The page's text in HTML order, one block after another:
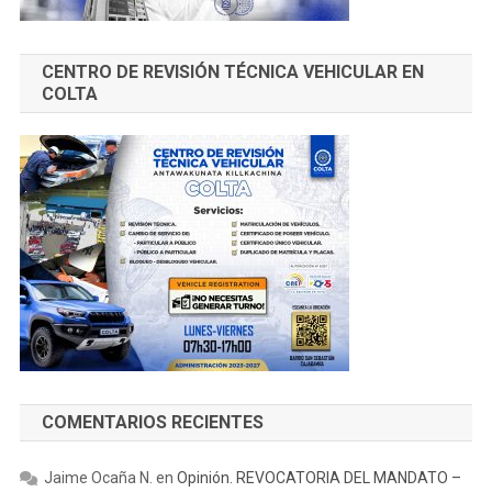
CENTRO DE REVISIÓN TÉCNICA VEHICULAR EN
COLTA
COMENTARIOS RECIENTES
Jaime Ocaña N. en Opinión. REVOCATORIA DEL MANDATO –